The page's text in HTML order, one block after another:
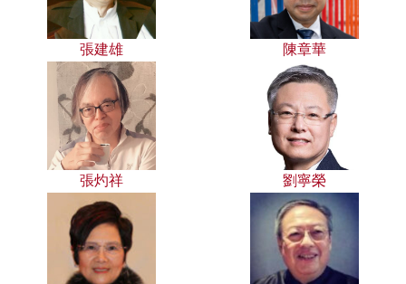
張建雄 陳章華
張灼祥 劉寧榮